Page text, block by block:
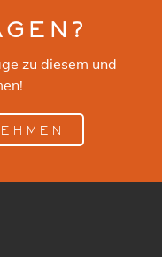
zu diesem und